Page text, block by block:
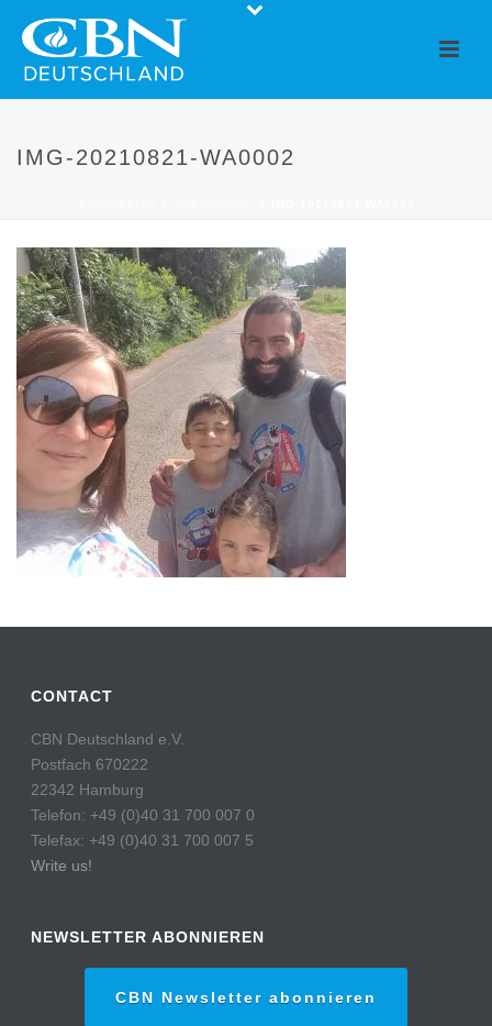
IMG-20210821-WA0002
CONTACT
CBN Deutschland e.V.
Postfach 670222
22342 Hamburg
Telefon: +49 (0)40 31 700 007 0
Telefax: +49 (0)40 31 700 007 5
Write us!
NEWSLETTER ABONNIEREN
CBN Newsletter abonnieren